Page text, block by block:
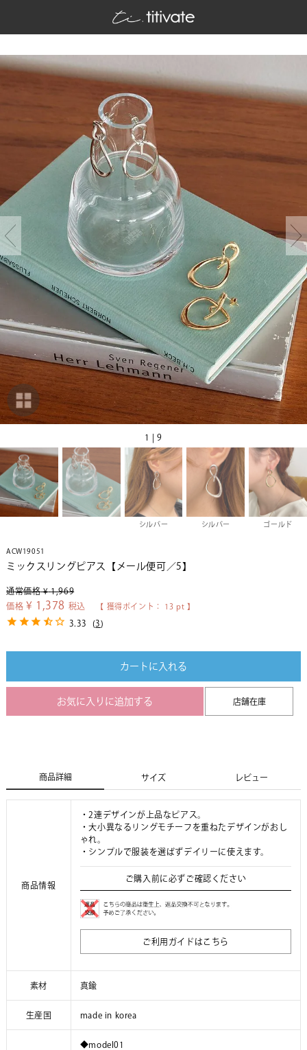
1 | 9
シルバー シルバー ゴールド
ACW19051
ミックスリングピアス【メール便可／5】
通常価格 ¥ 1,969
価格 ¥ 1,378 税込 【 獲得ポイント： 13 pt 】
3.33 (3)
カートに入れる
お気に入りに追加する 店舗在庫
商品詳細 サイズ レビュー
商品情報
・2連デザインが上品なピアス。
・大小異なるリングモチーフを重ねたデザインがおし
ゃれ。
・シンプルで服装を選ばずデイリーに使えます。
ご購入前に必ずご確認ください
ご利用ガイドはこちら
素材 真鍮
生産国 made in korea
◆model01